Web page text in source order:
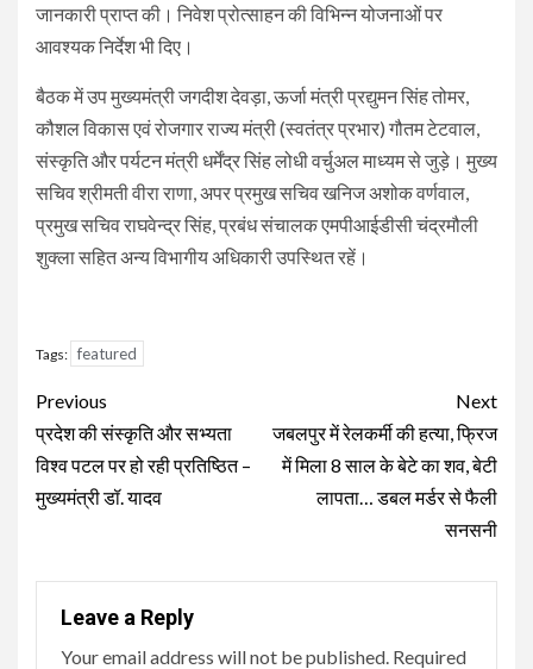
जानकारी प्राप्त की। निवेश प्रोत्साहन की विभिन्न योजनाओं पर
आवश्यक निर्देश भी दिए।
बैठक में उप मुख्यमंत्री जगदीश देवड़ा, ऊर्जा मंत्री प्रद्युमन सिंह तोमर,
कौशल विकास एवं रोजगार राज्य मंत्री (स्वतंत्र प्रभार) गौतम टेटवाल,
संस्कृति और पर्यटन मंत्री धर्मेंद्र सिंह लोधी वर्चुअल माध्यम से जुड़े। मुख्य
सचिव श्रीमती वीरा राणा, अपर प्रमुख सचिव खनिज अशोक वर्णवाल,
प्रमुख सचिव राघवेन्द्र सिंह, प्रबंध संचालक एमपीआईडीसी चंद्रमौली
शुक्ला सहित अन्य विभागीय अधिकारी उपस्थित रहें।
Tags: featured
Continue
Reading
Previous
प्रदेश की संस्कृति और सभ्यता
विश्व पटल पर हो रही प्रतिष्ठित –
मुख्यमंत्री डॉ. यादव
Next
जबलपुर में रेलकर्मी की हत्या, फ्रिज
में मिला 8 साल के बेटे का शव, बेटी
लापता… डबल मर्डर से फैली
सनसनी
Leave a Reply
Your email address will not be published. Required